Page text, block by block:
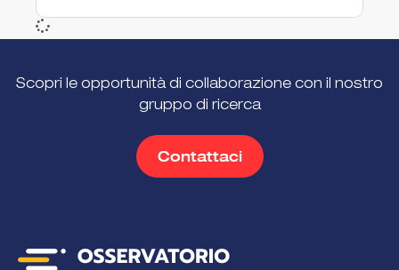
Scopri le opportunità di collaborazione con il nostro
gruppo di ricerca
Contattaci